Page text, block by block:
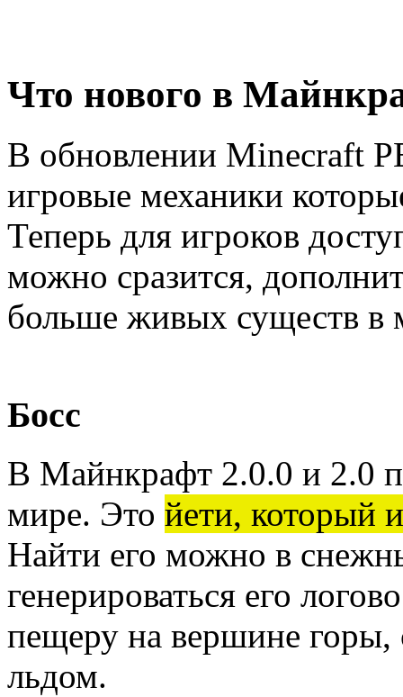
Что нового в
В обновлении Minecraft
игровые механики
Теперь для игроков
можно сразится,
больше живых существ в
Босс
В Майнкрафт 2.0.0 и 2.0
мире. Это йети, который
Найти его можно в
генерироваться его
пещеру на вершине
льдом.